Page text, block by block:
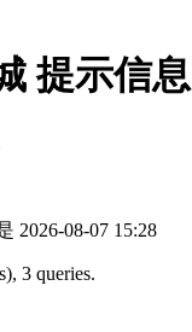
提示信息
2026-08-07 15:28
3 queries.